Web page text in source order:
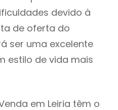
devido à
de oferta do
ser uma excelente
estilo de vida mais
em Leiria têm o